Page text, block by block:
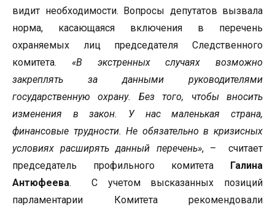
видит необходимости. Вопросы депутатов вызвала
норма, касающаяся включения в перечень
охраняемых лиц председателя Следственного
комитета. «В экстренных случаях возможно
закреплять за данными руководителями
государственную охрану. Без того, чтобы вносить
изменения в закон. У нас маленькая страна,
финансовые трудности. Не обязательно в кризисных
условиях расширять данный перечень», – считает
председатель профильного комитета Галина
Антюфеева. С учетом высказанных позиций
парламентарии Комитета рекомендовали